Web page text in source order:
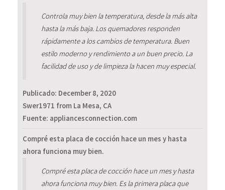
Controla muy bien la temperatura, desde la más alta
hasta la más baja. Los quemadores responden
rápidamente a los cambios de temperatura. Buen
estilo moderno y rendimiento a un buen precio. La
facilidad de uso y de limpieza la hacen muy especial.
Publicado: December 8, 2020
Swer1971 from La Mesa, CA
Fuente: appliancesconnection.com
Compré esta placa de cocción hace un mes y hasta
ahora funciona muy bien.
Compré esta placa de cocción hace un mes y hasta
ahora funciona muy bien. Es la primera placa que